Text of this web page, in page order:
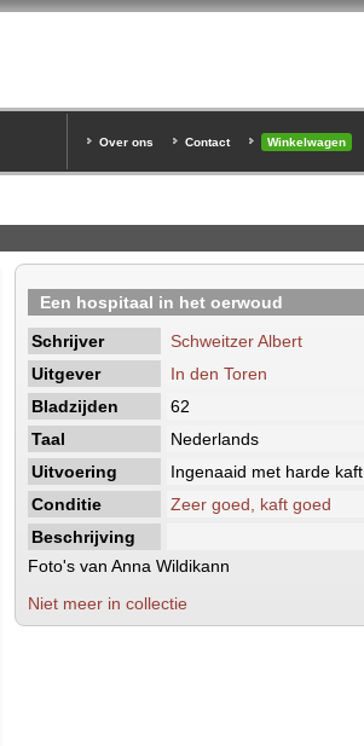
Over ons
Contact Winkelwagen
Een hospitaal in het oerwoud
Schrijver
Schweitzer Albert
Uitgever
In den Toren
Bladzijden
62
Taal
Nederlands
Uitvoering
Ingenaaid met harde kaft
Conditie
Zeer goed, kaft goed
Beschrijving
Foto's van Anna Wildikann
Niet meer in collectie